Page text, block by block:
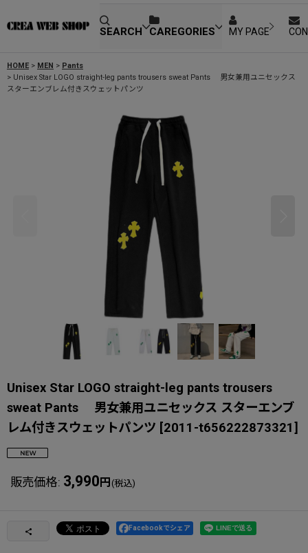
SEARCH CAREGORIES MY PAGE
HOME > MEN > Pants
> Unisex Star LOGO straight-leg pants trousers sweat Pants 男女兼用ユニセックス
スターエンブレム付きスウェットパンツ
Unisex Star LOGO straight-leg pants trousers
sweat Pants 男女兼用ユニセックス スターエンブ
レム付きスウェットパンツ [2011-t656222873321]
販売価格: 3,990 円 (税込)
Facebookでシェア